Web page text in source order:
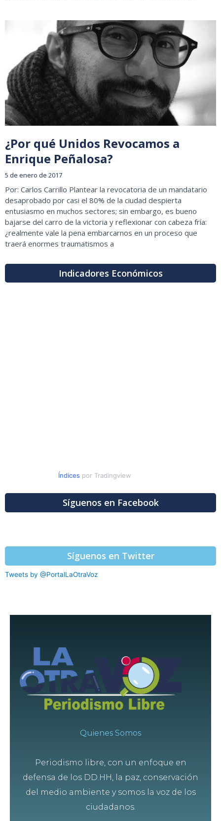
¿Por qué Unidos Revocamos a
Enrique Peñalosa?
5 de enero de 2017
Por: Carlos Carrillo Plantear la revocatoria de un mandatario
desaprobado por casi el 80% de la ciudad despierta
entusiasmo en muchos sectores; sin embargo, es bueno
bajarse del carro de la victoria y reflexionar con cabeza fría:
¿realmente vale la pena embarcarnos en un proceso que
traerá enormes traumatismos a
Indicadores Económicos
Índices por Tradingview
Síguenos en Facebook
Síguenos en Twitter
Tweets by @PortalLaOtraVoz
Quienes Somos
Periodismo libre, con un enfoque en
defensa de los DD.HH, la paz, conservación
del medio ambiente y somos la voz de los
ciudadanos.